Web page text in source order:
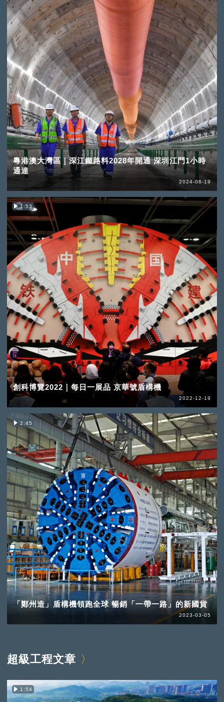
粵港澳大灣區｜深江鐵路料2028年開通 深圳江門1小時
通達
2024-06-19
1:53
創科博覽2022｜每日一展品 京華號盾構機
2022-12-19
2:45
「鄭州造」盾構機領跑全球 暢銷「一帶一路」的新國貨
2023-03-05
超級工程文章
1:54